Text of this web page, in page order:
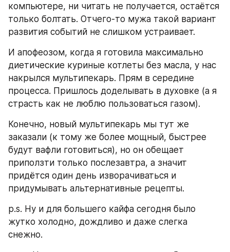
компьютере, ни читать не получается, остаётся
только болтать. Отчего-то мужа такой вариант
развития событий не слишком устраивает.
И апофеозом, когда я готовила максимально
диетические куриные котлеты без масла, у нас
накрылся мультипекарь. Прям в середине
процесса. Пришлось доделывать в духовке (а я
страсть как не люблю пользоваться газом).
Конечно, новый мультипекарь мы тут же
заказали (к тому же более мощный, быстрее
будут вафли готовиться), но он обещает
приползти только послезавтра, а значит
придётся один день изворачиваться и
придумывать альтернативные рецепты.
p.s. Ну и для большего кайфа сегодня было
жутко холодно, дождливо и даже слегка
снежно.